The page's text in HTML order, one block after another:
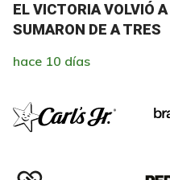
EL VICTORIA VOLVIÓ
SUMARON DE A TRES
hace 10 días